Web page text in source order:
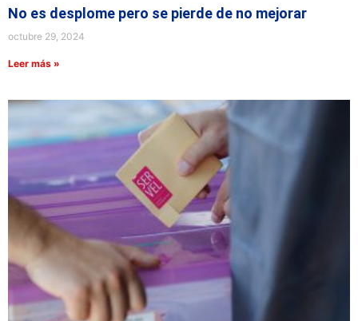
No es desplome pero se pierde de no mejorar
octubre 29, 2024
Leer más »